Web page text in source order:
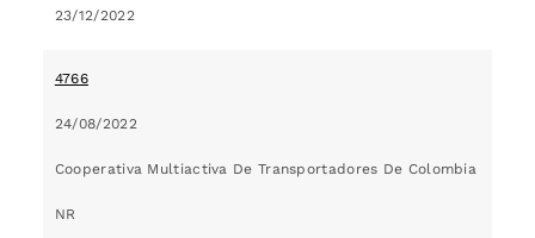
23/12/2022
4766
24/08/2022
Cooperativa Multiactiva De Transportadores De Colombia
NR